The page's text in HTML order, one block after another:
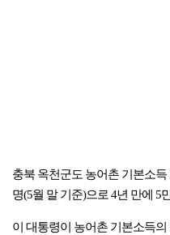
충북 옥천군도 농어촌 기본소
명(5월 말 기준)으로 4년 만에 5
이 대통령이 농어촌 기본소득